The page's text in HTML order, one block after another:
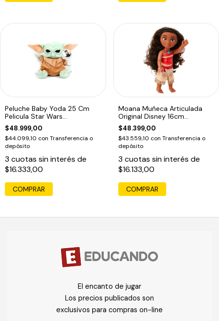
Peluche Baby Yoda 25 Cm
Pelicula Star Wars
Mandalorian Ed
$48.999,00
$44.099,10 con Transferencia o
depósito
3 cuotas sin interés de
$16.333,00
Moana Muñeca Articulada
Original Disney 16cm
Coleccion Ed
$48.399,00
$43.559,10 con Transferencia o
depósito
3 cuotas sin interés de
$16.133,00
El encanto de jugar
Los precios publicados son
exclusivos para compras on-line